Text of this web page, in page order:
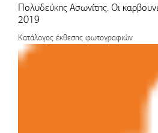
Πολυδεύκης Ασωνίτης. Οι
2019
Κατάλογος έκθεσης φωτογραφιών